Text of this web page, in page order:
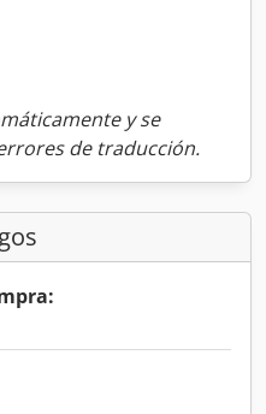
y se
de traducción.